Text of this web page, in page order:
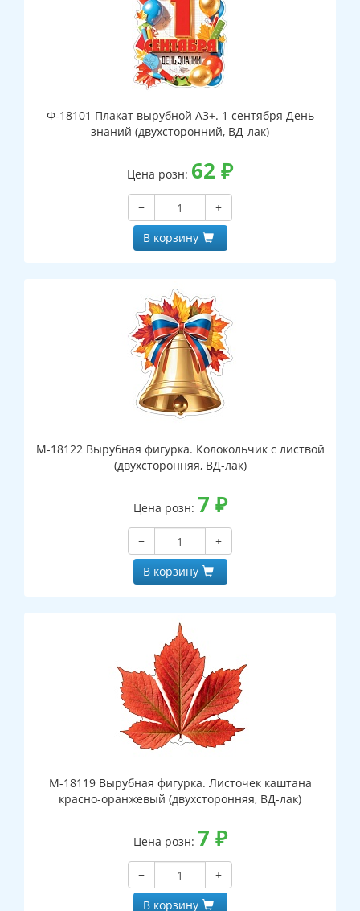
Ф-18101 Плакат вырубной А3+. 1 сентября День
знаний (двухсторонний, ВД-лак)
Цена розн: 62 ₽
−
+
В корзину
М-18122 Вырубная фигурка. Колокольчик с листвой
(двухсторонняя, ВД-лак)
Цена розн: 7 ₽
−
+
В корзину
М-18119 Вырубная фигурка. Листочек каштана
красно-оранжевый (двухсторонняя, ВД-лак)
Цена розн: 7 ₽
−
+
В корзину